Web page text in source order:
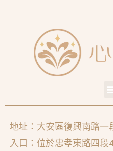
地址：大安區復興南路一
入口：位於忠孝東路四段